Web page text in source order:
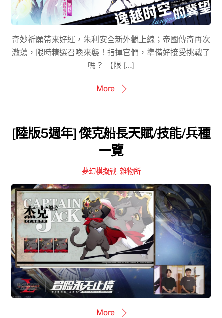
奇妙祈願帶來好運，朱利安全新外觀上線；帝國傳奇再次
激蕩，限時精選召喚來襲！指揮官們，準備好接受挑戰了
嗎？ 【限 […]
More
[陸版5週年] 傑克船長天賦/技能/兵種
一覽
夢幻模擬戰, 雜物所
More